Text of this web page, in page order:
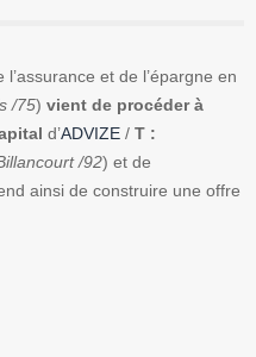
et de l’épargne en
/75) vient de procéder à
d’ADVIZE / T :
/92) et de
ainsi de construire une offre